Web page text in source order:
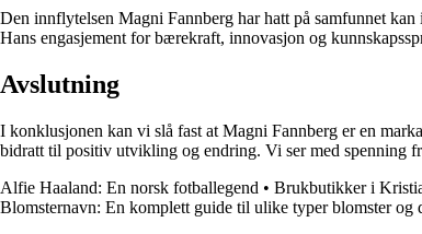
Den innflytelsen Magni Fannberg har hatt på samfunnet
Hans engasjement for bærekraft, innovasjon og
Avslutning
I konklusjonen kan vi slå fast at Magni Fannberg er en
bidratt til positiv utvikling og endring. Vi ser med spenning
Alfie Haaland: En norsk fotballegend • Brukbutikker i
Blomsternavn: En komplett guide til ulike typer blomster og